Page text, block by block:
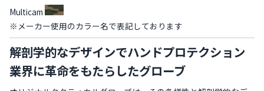
Multicam
※メーカー使用のカラー名で表記しております
解剖学的なデザインでハンドプロテクション
業界に革命をもたらしたグローブ